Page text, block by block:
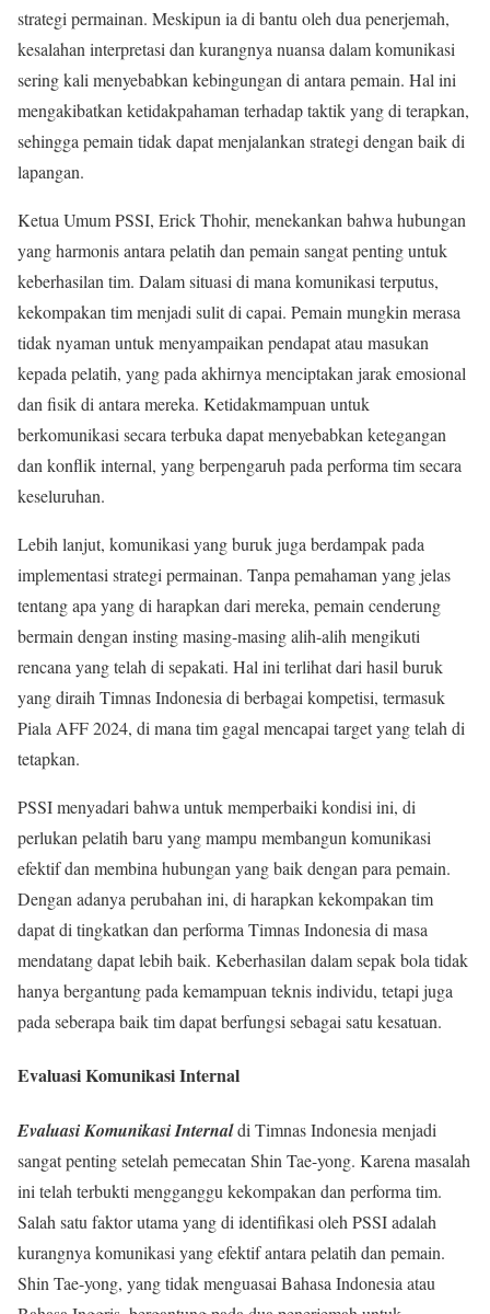
strategi permainan. Meskipun ia di bantu oleh dua penerjemah,
kesalahan interpretasi dan kurangnya nuansa dalam komunikasi
sering kali menyebabkan kebingungan di antara pemain. Hal ini
mengakibatkan ketidakpahaman terhadap taktik yang di terapkan,
sehingga pemain tidak dapat menjalankan strategi dengan baik di
lapangan.
Ketua Umum PSSI, Erick Thohir, menekankan bahwa hubungan
yang harmonis antara pelatih dan pemain sangat penting untuk
keberhasilan tim. Dalam situasi di mana komunikasi terputus,
kekompakan tim menjadi sulit di capai. Pemain mungkin merasa
tidak nyaman untuk menyampaikan pendapat atau masukan
kepada pelatih, yang pada akhirnya menciptakan jarak emosional
dan fisik di antara mereka. Ketidakmampuan untuk
berkomunikasi secara terbuka dapat menyebabkan ketegangan
dan konflik internal, yang berpengaruh pada performa tim secara
keseluruhan.
Lebih lanjut, komunikasi yang buruk juga berdampak pada
implementasi strategi permainan. Tanpa pemahaman yang jelas
tentang apa yang di harapkan dari mereka, pemain cenderung
bermain dengan insting masing-masing alih-alih mengikuti
rencana yang telah di sepakati. Hal ini terlihat dari hasil buruk
yang diraih Timnas Indonesia di berbagai kompetisi, termasuk
Piala AFF 2024, di mana tim gagal mencapai target yang telah di
tetapkan.
PSSI menyadari bahwa untuk memperbaiki kondisi ini, di
perlukan pelatih baru yang mampu membangun komunikasi
efektif dan membina hubungan yang baik dengan para pemain.
Dengan adanya perubahan ini, di harapkan kekompakan tim
dapat di tingkatkan dan performa Timnas Indonesia di masa
mendatang dapat lebih baik. Keberhasilan dalam sepak bola tidak
hanya bergantung pada kemampuan teknis individu, tetapi juga
pada seberapa baik tim dapat berfungsi sebagai satu kesatuan.
Evaluasi Komunikasi Internal
Evaluasi Komunikasi Internaldi Timnas Indonesia menjadi
sangat penting setelah pemecatan Shin Tae-yong. Karena masalah
ini telah terbukti mengganggu kekompakan dan performa tim.
Salah satu faktor utama yang di identifikasi oleh PSSI adalah
kurangnya komunikasi yang efektif antara pelatih dan pemain.
Shin Tae-yong, yang tidak menguasai Bahasa Indonesia atau